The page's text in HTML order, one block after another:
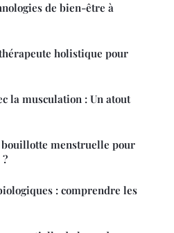
de bien-être à
holistique pour
la musculation : Un atout
menstruelle pour
: comprendre les